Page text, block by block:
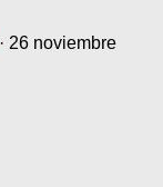
· 26 noviembre